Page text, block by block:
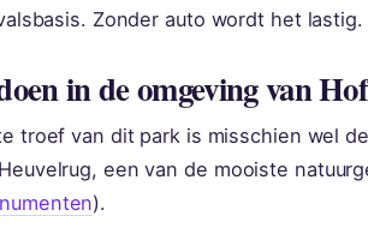
Zonder auto wordt het lastig.
in de omgeving van
troef van dit park is misschien wel
een van de mooiste
).